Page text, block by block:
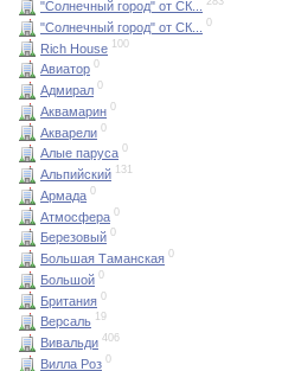
"Солнечный город" от СК...
"Солнечный город" от СК... 0
Rich House 100
Авиатор 0
Адмирал 0
Аквамарин 0
Акварели 0
Алые паруса 0
Альпийский 131
Армада 0
Атмосфера 0
Березовый 0
Большая Таманская 0
Большой 0
Британия 0
Версаль 19
Вивальди 406
Вилла Роз 0